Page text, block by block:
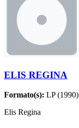
ELIS REGINA
Formato(s): LP (1990)
Elis Regina